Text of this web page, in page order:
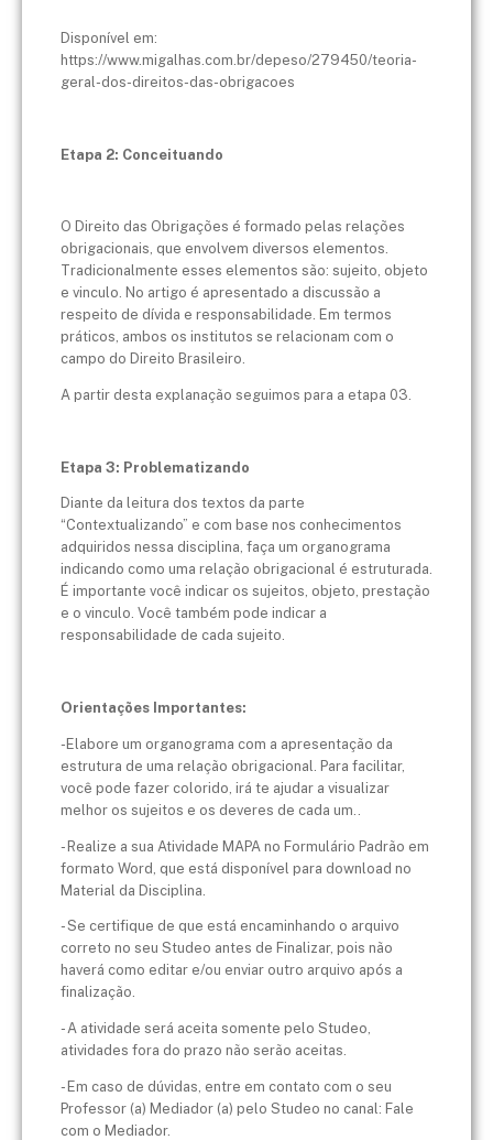
Disponível em:
https://www.migalhas.com.br/depeso/279450/teoria-
geral-dos-direitos-das-obrigacoes
Etapa 2: Conceituando
O Direito das Obrigações é formado pelas relações
obrigacionais, que envolvem diversos elementos.
Tradicionalmente esses elementos são: sujeito, objeto
e vinculo. No artigo é apresentado a discussão a
respeito de dívida e responsabilidade. Em termos
práticos, ambos os institutos se relacionam com o
campo do Direito Brasileiro.
A partir desta explanação seguimos para a etapa 03.
Etapa 3: Problematizando
Diante da leitura dos textos da parte
“Contextualizando” e com base nos conhecimentos
adquiridos nessa disciplina, faça um organograma
indicando como uma relação obrigacional é estruturada.
É importante você indicar os sujeitos, objeto, prestação
e o vinculo. Você também pode indicar a
responsabilidade de cada sujeito.
Orientações Importantes:
-Elabore um organograma com a apresentação da
estrutura de uma relação obrigacional. Para facilitar,
você pode fazer colorido, irá te ajudar a visualizar
melhor os sujeitos e os deveres de cada um..
- Realize a sua Atividade MAPA no Formulário Padrão em
formato Word, que está disponível para download no
Material da Disciplina.
- Se certifique de que está encaminhando o arquivo
correto no seu Studeo antes de Finalizar, pois não
haverá como editar e/ou enviar outro arquivo após a
finalização.
- A atividade será aceita somente pelo Studeo,
atividades fora do prazo não serão aceitas.
- Em caso de dúvidas, entre em contato com o seu
Professor (a) Mediador (a) pelo Studeo no canal: Fale
com o Mediador.